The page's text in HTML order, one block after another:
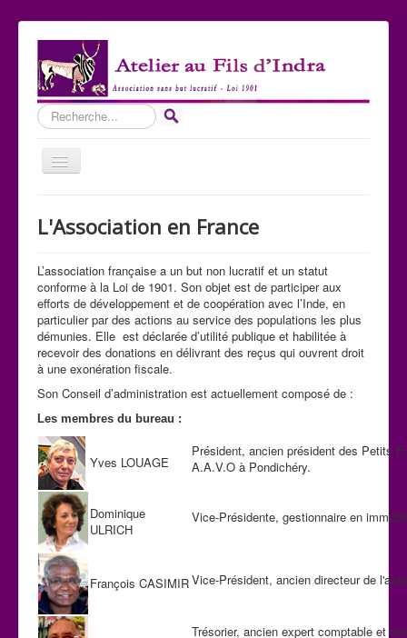
Rechercher
Basculer
la
Qui sommes-nous ?
Les Expositions
Les toiles
Participer
Nous contacter
Sites amis
L'Association en France
L’association française a un but non lucratif et un statut
conforme à la Loi de 1901. Son objet est de participer aux
efforts de développement et de coopération avec l’Inde, en
particulier par des actions au service des populations les plus
démunies. Elle est déclarée d’utilité publique et habilitée à
recevoir des donations en délivrant des reçus qui ouvrent droit
à une exonération fiscale.
Son Conseil d’administration est actuellement composé de :
Les membres du bureau :
Yves LOUAGE
Président, ancien président des Petits
A.A.V.O à Pondichéry.
Dominique
ULRICH
Vice-Présidente, gestionnaire en
François CASIMIRVice-Président, ancien directeur de
Trésorier, ancien expert comptable et